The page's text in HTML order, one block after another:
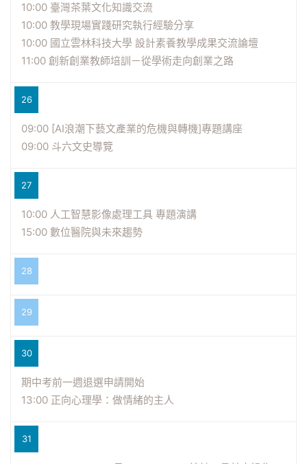
10:00 臺灣茶葉文化知識交流
10:00 教學現場實踐研究執行經驗分享
10:00 國立雲林科技大學 設計素養教學成果交流論壇
11:00 創新創業教師培訓－從學術走向創業之路
26
09:00 [AI浪潮下藝文產業的危機與轉機]專題講座
09:00 斗六文史導覽
27
10:00 人工智慧影像處理工具 專題演講
15:00 數位醫院與未來趨勢
28
29
30
期中考前一週退選申請開始
13:00 正向心理學：做情緒的主人
31